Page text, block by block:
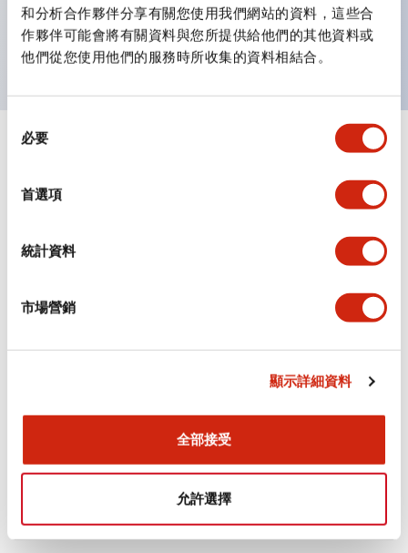
和分析合作夥伴分享有關您使用我們網站的資料，這些合
作夥伴可能會將有關資料與您所提供給他們的其他資料或
他們從您使用他們的服務時所收集的資料相結合。
必要
首選項
統計資料
市場營銷
顯示詳細資料
全部接受
允許選擇
顏色。
符合UL、CSA、TÜV、CCC認證。
顯示全部+
審美規範
環境規範